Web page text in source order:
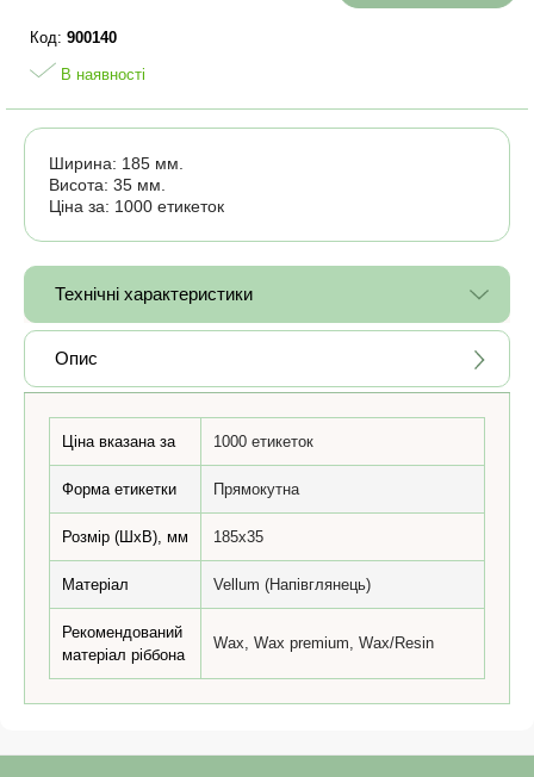
Код: 900140
В наявності
Ширина: 185 мм.
Висота: 35 мм.
Ціна за: 1000 етикеток
Технічні характеристики
Опис
Ціна вказана за 1000 етикеток
Форма етикетки Прямокутна
Розмір (ШхВ), мм 185x35
Матеріал Vellum (Напівглянець)
Рекомендований
матеріал ріббона
Wax, Wax premium, Wax/Resin